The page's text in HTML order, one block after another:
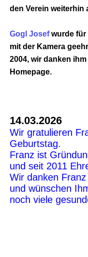
den Verein weiterhin
Gogl Josefwurde für
mit der Kamera
2004, wir danken
Homepage.
14.03.2026
Wir gratulieren
Geburtstag.
Franz ist
und seit 2011
Wir danken
und wünschen
noch viele